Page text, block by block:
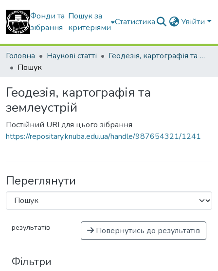
Фонди та
зібрання
Пошук за
критеріями
Статистика Увійти
Головна Наукові статті
Геодезія, картографія та землеустрій
Пошук
Геодезія, картографія та
землеустрій
Постійний URI для цього зібрання
https://repositary.knuba.edu.ua/handle/987654321/1241
Переглянути
результатів Повернутись до результатів
Фільтри